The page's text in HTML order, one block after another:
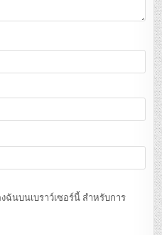
ฉันบนเบราว์เซอร์นี้ สำหรับการ